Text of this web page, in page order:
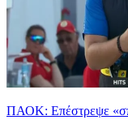
ΠΑΟΚ: Επέστρεψε